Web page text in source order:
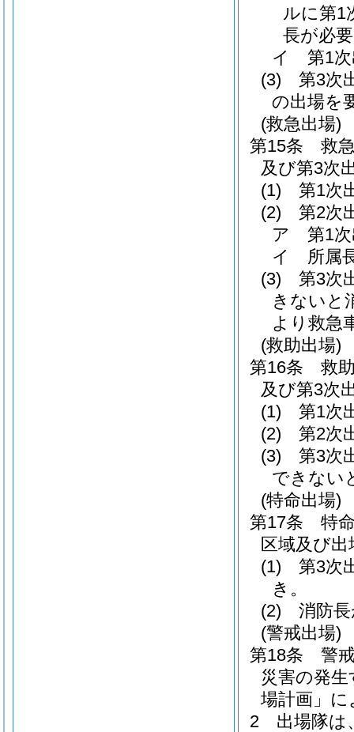
ルに第1
長が必
イ
第1
(3)
第3
の出場を
(救急出場)
第15条
救
及び第3次
(1)
第1次
(2)
第2次
ア
第1
イ
所属
(3)
第3次
きないと
より救急
(救助出場)
第16条
救
及び第3次
(1)
第1次
(2)
第2次
(3)
第3次
できない
(特命出場)
第17条
特
区域及び
(1)
第3次
き。
(2)
消防
(警戒出場)
第18条
警
災害の発
場計画」
2
出場隊は